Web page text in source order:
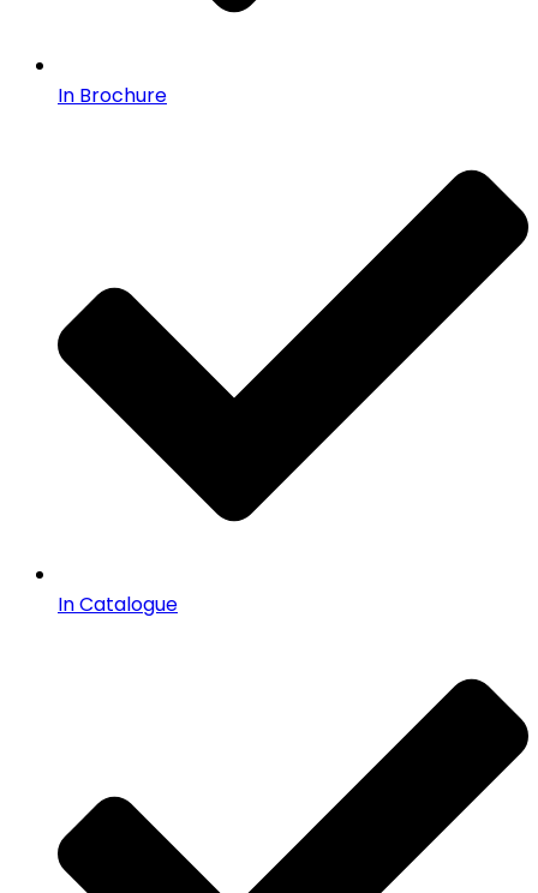
In Brochure
In Catalogue